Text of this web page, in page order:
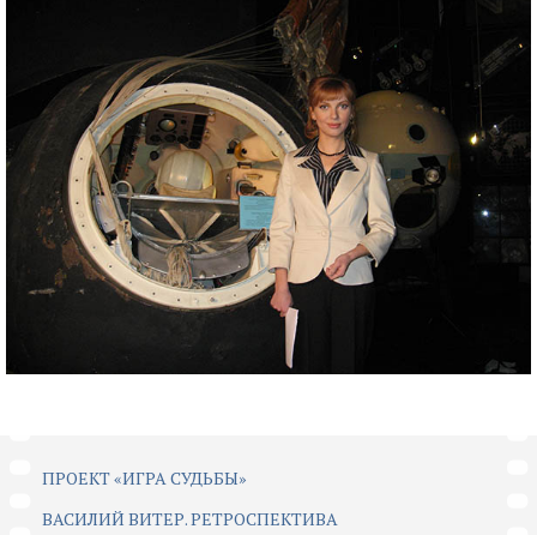
ПРОЕКТ «ИГРА СУДЬБЫ»
ВАСИЛИЙ ВИТЕР. РЕТРОСПЕКТИВА